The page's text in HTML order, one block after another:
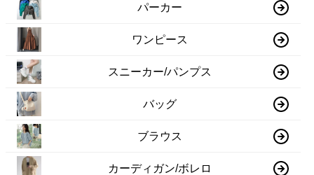
パーカー
ワンピース
スニーカー/パンプス
バッグ
ブラウス
カーディガン/ボレロ